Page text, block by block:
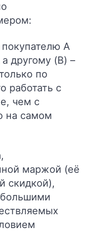
А
другому (B) –
по
работать с
чем с
на самом
маржой (её
скидкой),